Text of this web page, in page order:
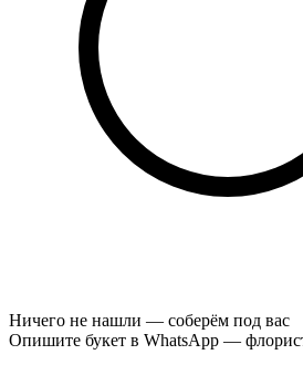
Ничего не нашли — соберём под вас
Опишите букет в WhatsApp —